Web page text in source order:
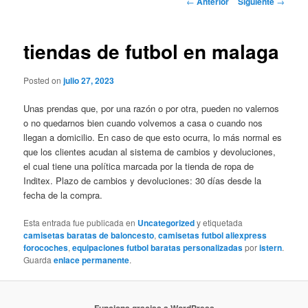
tiendas de futbol en malaga
Posted onjulio 27, 2023
Unas prendas que, por una razón o por otra, pueden no valernos
o no quedarnos bien cuando volvemos a casa o cuando nos
llegan a domicilio. En caso de que esto ocurra, lo más normal es
que los clientes acudan al sistema de cambios y devoluciones,
el cual tiene una política marcada por la tienda de ropa de
Inditex. Plazo de cambios y devoluciones: 30 días desde la
fecha de la compra.
Esta entrada fue publicada en Uncategorizedy etiquetada
camisetas baratas de baloncesto,camisetas futbol aliexpress
forocoches,equipaciones futbol baratas personalizadasporistern.
Guardaenlace permanente.